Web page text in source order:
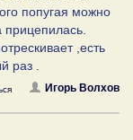
попугая можно
,есть
раз .
Игорь Волхов